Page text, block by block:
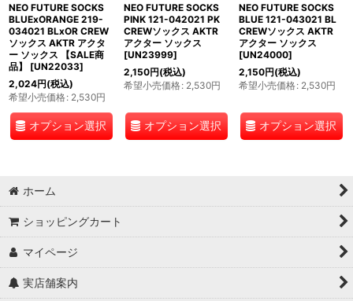
NEO FUTURE SOCKS
BLUExORANGE 219-
034021 BLxOR CREW
ソックス AKTR アクタ
ー ソックス 【SALE商
品】
[UN22033]
2,024円(税込)
希望小売価格: 2,530円
オプション選択
NEO FUTURE SOCKS
PINK 121-042021 PK
CREWソックス AKTR
アクター ソックス
[UN23999]
2,150円(税込)
希望小売価格: 2,530円
オプション選択
NEO FUTURE SOCKS
BLUE 121-043021 BL
CREWソックス AKTR
アクター ソックス
[UN24000]
2,150円(税込)
希望小売価格: 2,530円
オプション選択
ホーム
ショッピングカート
マイページ
実店舗案内